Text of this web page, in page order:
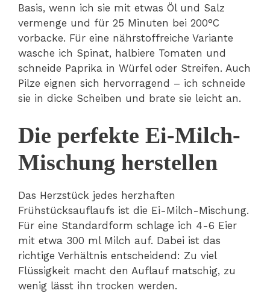
Basis, wenn ich sie mit etwas Öl und Salz
vermenge und für 25 Minuten bei 200°C
vorbacke. Für eine nährstoffreiche Variante
wasche ich Spinat, halbiere Tomaten und
schneide Paprika in Würfel oder Streifen. Auch
Pilze eignen sich hervorragend – ich schneide
sie in dicke Scheiben und brate sie leicht an.
Die perfekte Ei-Milch-
Mischung herstellen
Das Herzstück jedes herzhaften
Frühstücksauflaufs ist die Ei-Milch-Mischung.
Für eine Standardform schlage ich 4-6 Eier
mit etwa 300 ml Milch auf. Dabei ist das
richtige Verhältnis entscheidend: Zu viel
Flüssigkeit macht den Auflauf matschig, zu
wenig lässt ihn trocken werden.